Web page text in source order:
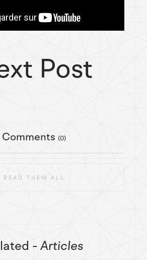
Post
Comments (0)
READ THEM ALL
- Articles